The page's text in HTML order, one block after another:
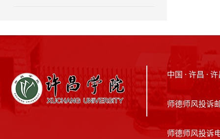
中国 · 许昌 ·
师德师风投诉
师德师风投诉